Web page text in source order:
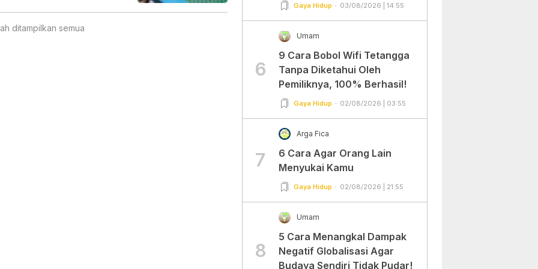
ditampilkan semua
Gaya Hidup 03/08/2026 | 14:55
6
Umam
9 Cara Bobol Wifi Tetangga
Tanpa Diketahui Oleh
Pemiliknya, 100% Berhasil!
Gaya Hidup 02/08/2026 | 03:55
7
Arga Fica
6 Cara Agar Orang Lain
Menyukai Kamu
Gaya Hidup 02/08/2026 | 21:55
8
Umam
5 Cara Menangkal Dampak
Negatif Globalisasi Agar
Budaya Sendiri Tidak Pudar!